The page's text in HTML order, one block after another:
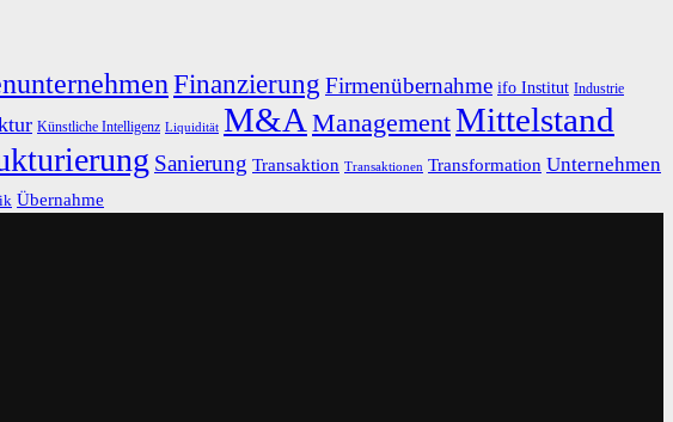
Finanzierung Firmenübernahme ifo Institut Industrie
Künstliche Intelligenz Liquidität M&A ManagementMittelstand
Sanierung Transaktion Transaktionen Transformation Unternehmen
Übernahme